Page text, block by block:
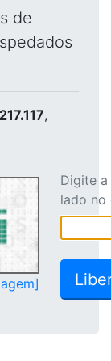
de
,
Digite
lado no